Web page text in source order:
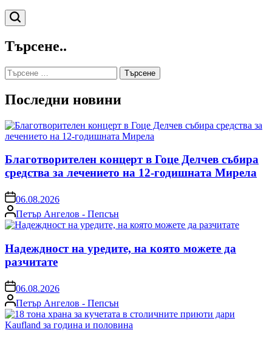
Търсене
Търсене..
Търсене
за:
Последни новини
Благотворителен концерт в Гоце Делчев събира
средства за лечението на 12-годишната Мирела
on06.08.2026
Posted
by
Петър Ангелов - Пепсън
Надеждност на уредите, на която можете да
разчитате
on06.08.2026
Posted
by
Петър Ангелов - Пепсън